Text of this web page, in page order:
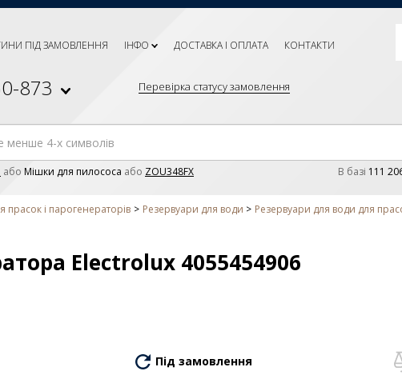
ПІД ЗАМОВЛЕННЯ ІНФО ДОСТАВКА І ОПЛАТА КОНТАКТИ
873 Перевірка статусу замовлення
або Мішки для пилососа або ZOU348FX В базi 111
прасок і парогенераторів Резервуари для води
Резервуари для води для
Electrolux 4055454906
Під замовлення